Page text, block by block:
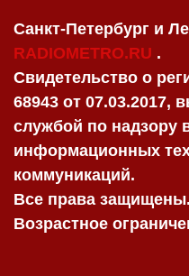
Санкт-Петербург и
RADIOMETRO.RU .
Свидетельство о
68943 от 07.03.2017,
службой по надзору
информационных
коммуникаций.
Все права защищены.
Возрастное